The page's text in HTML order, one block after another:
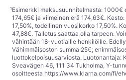
¹Esimerkki maksusuunnitelmasta: 1000€
174,65€ ja viimeinen erä 174,63€.
17,50%, todellinen vuosikorko 17,50%.
47,88€. Talletus saattaa olla tarpeen.
vähintään 18-vuotiaille henkilöille.
Vähimmäisoston summa 25€;
luottokelpoisuusarviosta. Luotonantaja:
Sveavägen 46, 111 34 Tukholma, Y-
osoitteesta https://www.klarna.com/fi/